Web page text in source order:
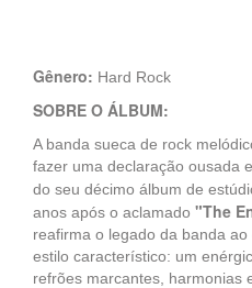
Gênero: Hard Rock
SOBRE O ÁLBUM:
A banda sueca de rock
fazer uma declaração ousada
do seu décimo álbum de
anos após o aclamado "The
reafirma o legado da banda
estilo característico: um
refrões marcantes, harmonias